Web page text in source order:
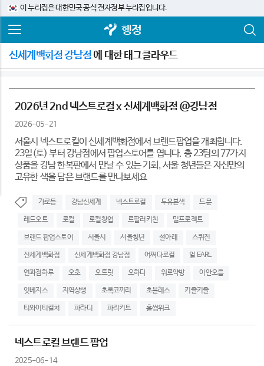
이 누리집은 대한민국 공식 전자정부 누리집입니다.
행정
신세계백화점 강남점 에 대한 태그클라우드
2026년 2nd 넥스트로컬 x 신세계백화점 @강남점
2026-05-21
서울시 넥스트로컬이 신세계백화점에서 브랜드팝업을 개최합니다.
23일(토) 부터 강남점에서 팝업스토어를 엽니다. 총 23팀의 77가지
상품을 강남 한복판에서 만날 수 있는 기회, 서울 청년들은 자신만의
고유한 색을 담은 브랜드를 만나보세요
가로등 강남신세계 넥스트로컬 두유본색 드문
레드오트 로컬 로컬창업 르팔러키친 밀프로젝트
브랜드 팝업스토어 서울시 서울청년 설아래 스퀴진
신세계백화점 신세계백화점 강남점 어쩌다로컬 얼 EARL
연과점하루 오초 오트릿 오하다 위로약방 이안오름
잇베지스 지역상생 초록코끼리 초블레스 키즐키즐
티와이티컬쳐 파라디 파리키트 홀썸위크
넥스트로컬 브랜드 팝업
2025-06-14